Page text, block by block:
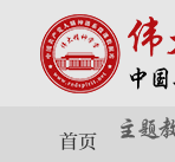
首页